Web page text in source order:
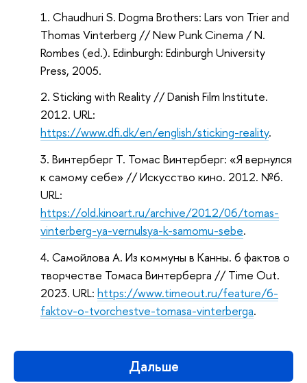
Chaudhuri S. Dogma Brothers: Lars von Trier and
Thomas Vinterberg // New Punk Cinema / N.
Rombes (ed.). Edinburgh: Edinburgh University
Press, 2005.
Sticking with Reality // Danish Film Institute.
2012. URL:
https://www.dfi.dk/en/english/sticking-reality.
Винтерберг Т. Томас Винтерберг: «Я вернулся
к самому себе» // Искусство кино. 2012. №6.
URL:
https://old.kinoart.ru/archive/2012/06/tomas-
vinterberg-ya-vernulsya-k-samomu-sebe.
Самойлова А. Из коммуны в Канны. 6 фактов о
творчестве Томаса Винтерберга // Time Out.
2023. URL:https://www.timeout.ru/feature/6-
faktov-o-tvorchestve-tomasa-vinterberga.
Дальше